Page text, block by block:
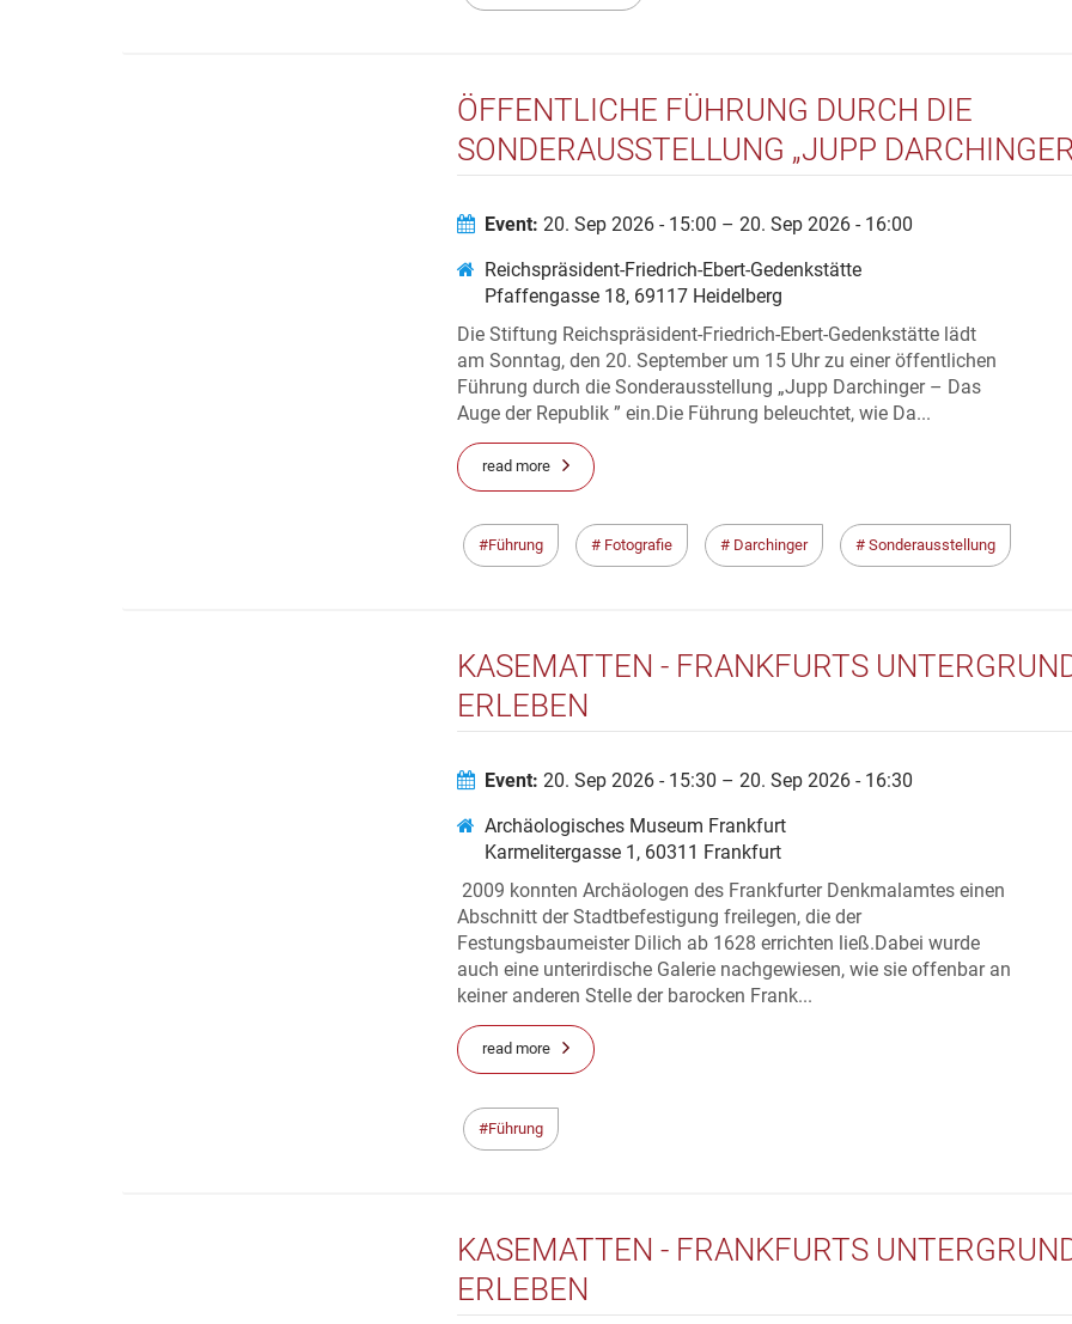
ÖFFENTLICHE FÜHRUNG DURCH DIE
SONDERAUSSTELLUNG „JUPP
Event: 20. Sep 2026 - 15:00 – 20. Sep 2026 - 16:00
Reichspräsident-Friedrich-Ebert-Gedenkstätte
Pfaffengasse 18, 69117 Heidelberg
Die Stiftung Reichspräsident-Friedrich-Ebert-Gedenkstätte lädt
am Sonntag, den 20. September um 15 Uhr zu einer öffentlichen
Führung durch die Sonderausstellung „Jupp Darchinger – Das
Auge der Republik ” ein.Die Führung beleuchtet, wie Da...
read more
Führung Fotografie Darchinger Sonderausstellung
KASEMATTEN - FRANKFURTS
ERLEBEN
Event: 20. Sep 2026 - 15:30 – 20. Sep 2026 - 16:30
Archäologisches Museum Frankfurt
Karmelitergasse 1, 60311 Frankfurt
2009 konnten Archäologen des Frankfurter Denkmalamtes einen
Abschnitt der Stadtbefestigung freilegen, die der
Festungsbaumeister Dilich ab 1628 errichten ließ.Dabei wurde
auch eine unterirdische Galerie nachgewiesen, wie sie offenbar an
keiner anderen Stelle der barocken Frank...
read more
Führung
KASEMATTEN - FRANKFURTS
ERLEBEN